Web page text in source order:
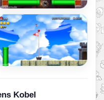
Kobel